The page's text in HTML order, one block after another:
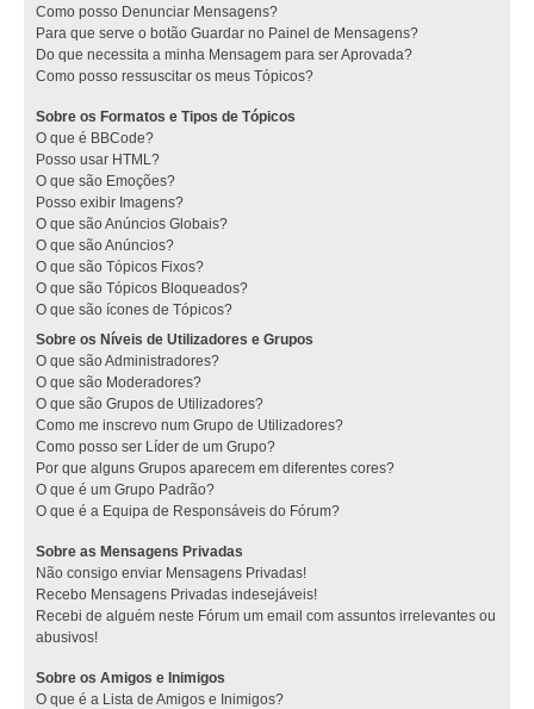
Como posso Denunciar Mensagens?
Para que serve o botão Guardar no Painel de Mensagens?
Do que necessita a minha Mensagem para ser Aprovada?
Como posso ressuscitar os meus Tópicos?
Sobre os Formatos e Tipos de Tópicos
O que é BBCode?
Posso usar HTML?
O que são Emoções?
Posso exibir Imagens?
O que são Anúncios Globais?
O que são Anúncios?
O que são Tópicos Fixos?
O que são Tópicos Bloqueados?
O que são ícones de Tópicos?
Sobre os Níveis de Utilizadores e Grupos
O que são Administradores?
O que são Moderadores?
O que são Grupos de Utilizadores?
Como me inscrevo num Grupo de Utilizadores?
Como posso ser Líder de um Grupo?
Por que alguns Grupos aparecem em diferentes cores?
O que é um Grupo Padrão?
O que é a Equipa de Responsáveis do Fórum?
Sobre as Mensagens Privadas
Não consigo enviar Mensagens Privadas!
Recebo Mensagens Privadas indesejáveis!
Recebi de alguém neste Fórum um email com assuntos irrelevantes ou
abusivos!
Sobre os Amigos e Inimigos
O que é a Lista de Amigos e Inimigos?